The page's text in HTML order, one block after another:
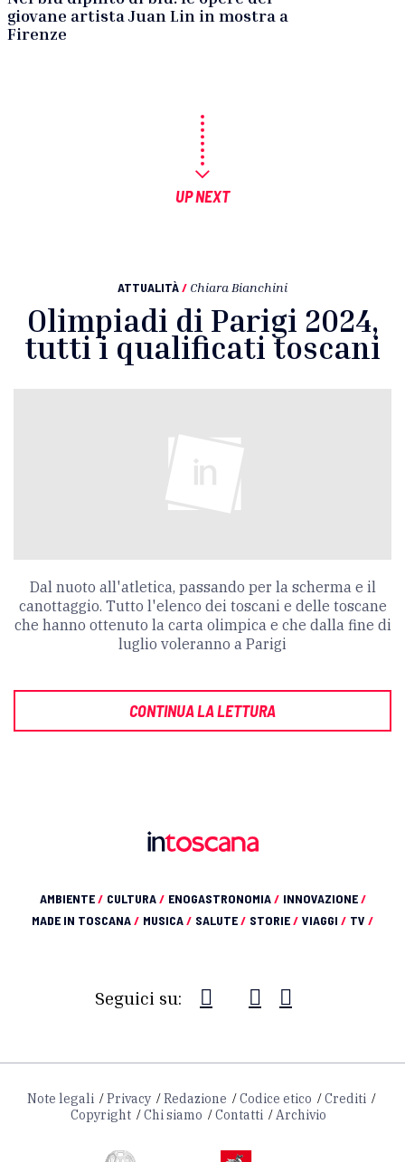
giovane artista Juan Lin in mostra a
Firenze
UP NEXT
ATTUALITÀ/ Chiara Bianchini
Olimpiadi di Parigi 2024,
tutti i qualificati toscani
Dal nuoto all'atletica, passando per la scherma e il
canottaggio. Tutto l'elenco dei toscani e delle toscane
che hanno ottenuto la carta olimpica e che dalla fine di
luglio voleranno a Parigi
CONTINUA LA LETTURA
AMBIENTE/ CULTURA/ ENOGASTRONOMIA/ INNOVAZIONE/
MADE IN TOSCANA/ MUSICA/ SALUTE/ STORIE/ VIAGGI / TV /
Seguici su:
Note legali Privacy Redazione Codice etico
Crediti
Copyright
Chi siamo Contatti Archivio